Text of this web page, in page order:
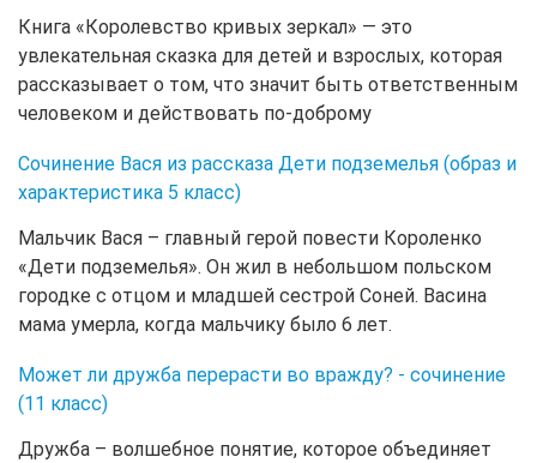
Книга «Королевство кривых зеркал» — это
увлекательная сказка для детей и взрослых, которая
рассказывает о том, что значит быть ответственным
человеком и действовать по-доброму
Сочинение Вася из рассказа Дети подземелья (образ и
характеристика 5 класс)
Мальчик Вася – главный герой повести Короленко
«Дети подземелья». Он жил в небольшом польском
городке с отцом и младшей сестрой Соней. Васина
мама умерла, когда мальчику было 6 лет.
Может ли дружба перерасти во вражду? - сочинение
(11 класс)
Дружба – волшебное понятие, которое объединяет